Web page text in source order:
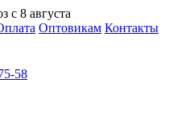
с 8 августа
Оптовикам Контакты
58